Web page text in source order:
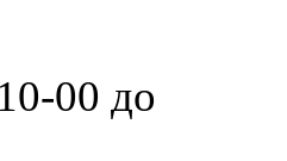
00 до